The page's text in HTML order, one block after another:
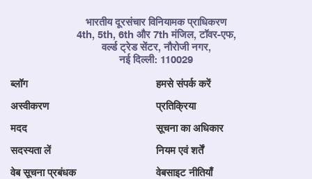
भारतीय दूरसंचार विनियामक प्राधिकरण
4th, 5th, 6th और 7th मंजिल, टॉवर-एफ,
वर्ल्ड ट्रेड सेंटर, नौरोजी नगर,
नई दिल्ली: 110029
ब्लॉग हमसे संपर्क करें
अस्वीकरण प्रतिक्रिया
मदद सूचना का अधिकार
सदस्यता लें नियम एवं शर्तें
वेब सूचना प्रबंधक वेबसाइट नीतियाँ